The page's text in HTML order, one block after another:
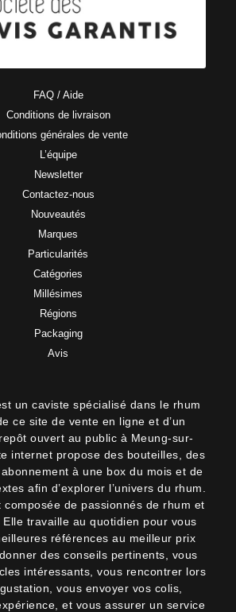
FAQ / Aide
Conditions de livraison
générales de vente
L’équipe
Newsletter
Contactez-nous
Nouveautés
Marques
Particularités
Catégories
Millésimes
Régions
Packaging
Avis
un caviste spécialisé dans le rhum
ce site de vente en ligne et d’un
ouvert au public à Meung-sur-
internet propose des bouteilles, des
à une box du mois et de
afin d’explorer l’univers du rhum.
composée de passionnés de rhum et
travaille au quotidien pour vous
références au meilleur prix
des conseils pertinents, vous
intéressants, vous rencontrer lors
vous envoyer vos colis,
et vous assurer un service